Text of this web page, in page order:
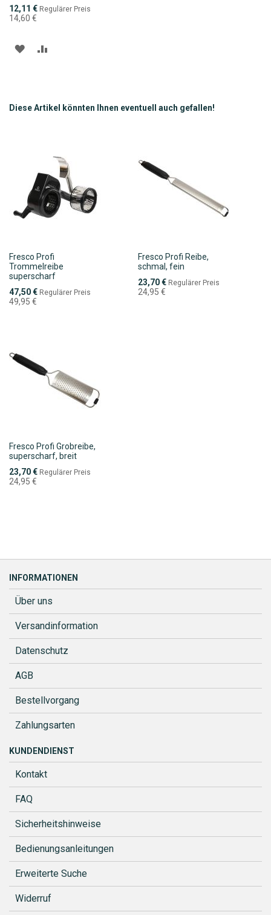
Sonderpreis
12,11 € Regulärer Preis
14,60 €
ZUR
Diese Artikel könnten Ihnen eventuell auch gefallen!
Fresco Profi
Trommelreibe
superscharf
Sonderpreis
47,50 € Regulärer Preis
49,95 €
Fresco Profi Reibe,
schmal, fein
Sonderpreis
23,70 € Regulärer Preis
24,95 €
Fresco Profi Grobreibe,
superscharf, breit
Sonderpreis
23,70 € Regulärer Preis
24,95 €
INFORMATIONEN
Über uns
Versandinformation
Datenschutz
AGB
Bestellvorgang
Zahlungsarten
KUNDENDIENST
Kontakt
FAQ
Sicherheitshinweise
Bedienungsanleitungen
Erweiterte Suche
Widerruf